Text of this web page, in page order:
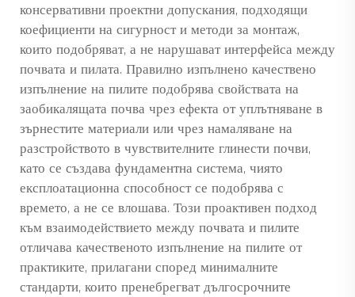
консервативни проектни допускания, подходящи
коефициенти на сигурност и методи за монтаж,
които подобряват, а не нарушават интерфейса между
почвата и пилата. Правилно изпълнено качествено
изпълнение на пилите подобрява свойствата на
заобикалящата почва чрез ефекта от уплътняване в
зърнестите материали или чрез намаляване на
разстройството в чувствителните глинести почви,
като се създава фундаментна система, чиято
експлоатационна способност се подобрява с
времето, а не се влошава. Този проактивен подход
към взаимодействието между почвата и пилите
отличава качественото изпълнение на пилите от
практиките, прилагани според минималните
стандарти, които пренебрегват дългосрочните